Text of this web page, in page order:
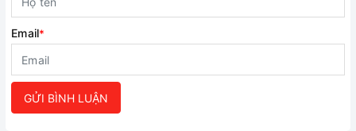
Email*
GỬI BÌNH LUẬN